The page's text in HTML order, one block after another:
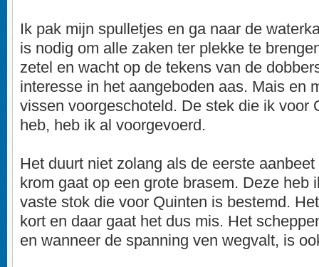
Ik pak mijn spulletjes en ga naar de
is nodig om alle zaken ter plekke te
zetel en wacht op de tekens van de
interesse in het aangeboden aas. Mais en
vissen voorgeschoteld. De stek die ik voor
heb, heb ik al voorgevoerd.
Het duurt niet zolang als de eerste
krom gaat op een grote brasem. Deze heb
vaste stok die voor Quinten is bestemd.
kort en daar gaat het dus mis. Het
en wanneer de spanning ven wegvalt, is